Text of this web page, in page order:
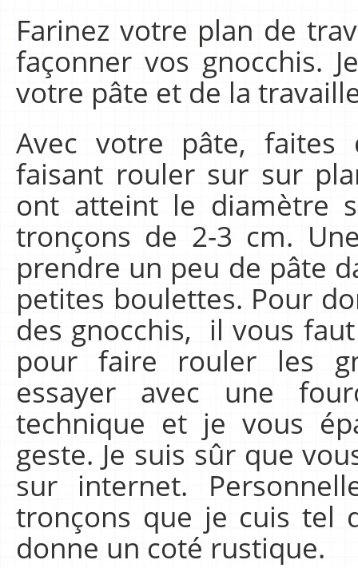
Farinez votre plan de
façonner vos gnocchis.
votre pâte et de la
Avec votre pâte,
faisant rouler sur sur
ont atteint le diamètre
tronçons de 2-3 cm.
prendre un peu de pâte
petites boulettes. Pour
des gnocchis, il vous
pour faire rouler les
essayer avec une
technique et je vous
geste. Je suis sûr que
sur internet.
tronçons que je cuis tel
donne un coté rustique.